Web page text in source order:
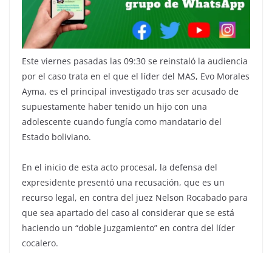
Este viernes pasadas las 09:30 se reinstaló la audiencia
por el caso trata en el que el líder del MAS, Evo Morales
Ayma, es el principal investigado tras ser acusado de
supuestamente haber tenido un hijo con una
adolescente cuando fungía como mandatario del
Estado boliviano.
En el inicio de esta acto procesal, la defensa del
expresidente presentó una recusación, que es un
recurso legal, en contra del juez Nelson Rocabado para
que sea apartado del caso al considerar que se está
haciendo un “doble juzgamiento” en contra del líder
cocalero.